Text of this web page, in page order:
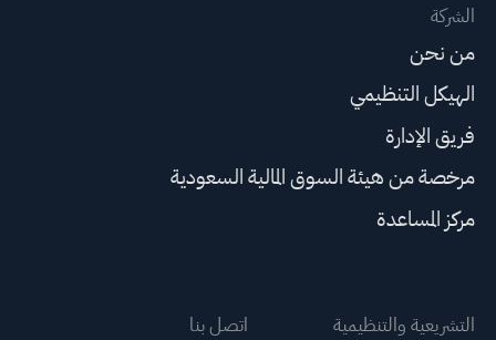
الشركة
من نحن
الهيكل التنظيمي
فريق الإدارة
مرخصة من هيئة السوق المالية السعودية
مركز المساعدة
التشريعية والتنظيمية اتصل بنا